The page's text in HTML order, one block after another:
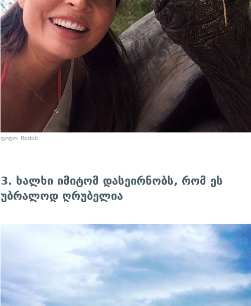
ფოტო: Reddit
3. ხალხი იმიტომ დასეირნობს, რომ ეს
უბრალოდ ღრუბელია